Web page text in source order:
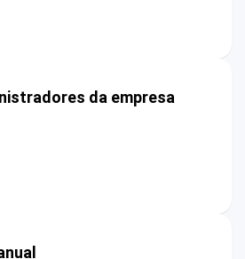
da empresa